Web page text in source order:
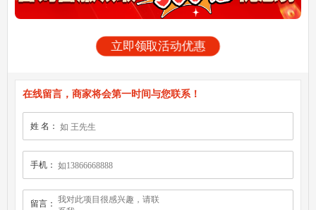
立即领取活动优惠
在线留言，商家将会第一时间与您联系！
姓 名：
手机：
留言：